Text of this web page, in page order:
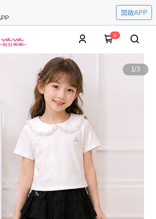
開啟APP
0
1/3